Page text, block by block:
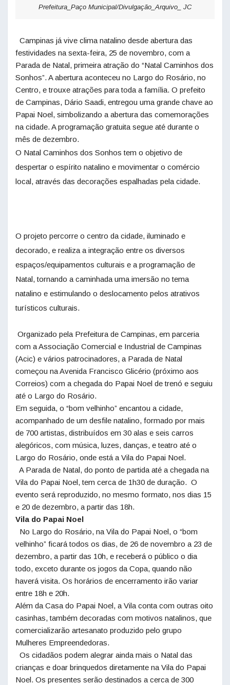
Prefeitura_Paço Municipal/Divulgação_Arquivo_ JC
Campinas já vive clima natalino desde abertura das
festividades na sexta-feira, 25 de novembro, com a
Parada de Natal, primeira atração do “Natal Caminhos dos
Sonhos”. A abertura aconteceu no Largo do Rosário, no
Centro, e trouxe atrações para toda a família. O prefeito
de Campinas, Dário Saadi, entregou uma grande chave ao
Papai Noel, simbolizando a abertura das comemorações
na cidade. A programação gratuita segue até durante o
mês de dezembro.
O Natal Caminhos dos Sonhos tem o objetivo de
despertar o espírito natalino e movimentar o comércio
local, através das decorações espalhadas pela cidade.
O projeto percorre o centro da cidade, iluminado e
decorado, e realiza a integração entre os diversos
espaços/equipamentos culturais e a programação de
Natal, tornando a caminhada uma imersão no tema
natalino e estimulando o deslocamento pelos atrativos
turísticos culturais.
Organizado pela Prefeitura de Campinas, em parceria
com a Associação Comercial e Industrial de Campinas
(Acic) e vários patrocinadores, a Parada de Natal
começou na Avenida Francisco Glicério (próximo aos
Correios) com a chegada do Papai Noel de trenó e seguiu
até o Largo do Rosário.
Em seguida, o “bom velhinho” encantou a cidade,
acompanhado de um desfile natalino, formado por mais
de 700 artistas, distribuídos em 30 alas e seis carros
alegóricos, com música, luzes, danças, e teatro até o
Largo do Rosário, onde está a Vila do Papai Noel.
A Parada de Natal, do ponto de partida até a chegada na
Vila do Papai Noel, tem cerca de 1h30 de duração. O
evento será reproduzido, no mesmo formato, nos dias 15
e 20 de dezembro, a partir das 18h.
Vila do Papai Noel
No Largo do Rosário, na Vila do Papai Noel, o “bom
velhinho” ficará todos os dias, de 26 de novembro a 23 de
dezembro, a partir das 10h, e receberá o público o dia
todo, exceto durante os jogos da Copa, quando não
haverá visita. Os horários de encerramento irão variar
entre 18h e 20h.
Além da Casa do Papai Noel, a Vila conta com outras oito
casinhas, também decoradas com motivos natalinos, que
comercializarão artesanato produzido pelo grupo
Mulheres Empreendedoras.
Os cidadãos podem alegrar ainda mais o Natal das
crianças e doar brinquedos diretamente na Vila do Papai
Noel. Os presentes serão destinados a cerca de 300